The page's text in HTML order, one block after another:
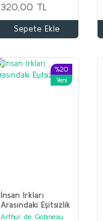
320,00 TL
Sepete Ekle
%20
Yeni
İnsan Irkları
Arasındaki Eşitsizlik
Arthur de Gobineau